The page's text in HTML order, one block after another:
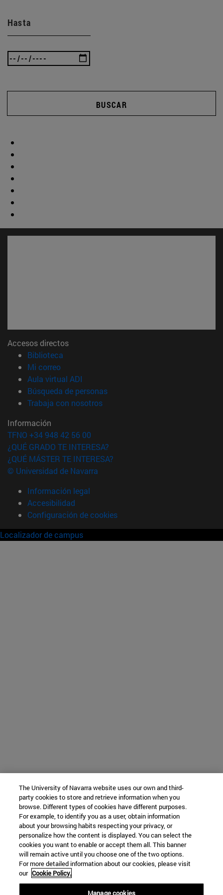
Hasta
BUSCAR
Accesos directos
Biblioteca
Mi correo(abre en nueva ventana)
Aula virtual ADI
Búsqueda de personas(abre en nueva ventana)
Trabaja con nosotros(abre en nueva ventana)
Información
TFNO +34 948 42 56 00
¿QUÉ GRADO TE INTERESA?
¿QUÉ MÁSTER TE INTERESA?
© Universidad de Navarra
Información legal
Accesibilidad
Configuración de cookies
Localizador de campus
The University of Navarra website uses our own and third-
party cookies to store and retrieve information when you
browse. Different types of cookies have different purposes.
For example, to identify you as a user, obtain information
about your browsing habits respecting your privacy, or
personalize how the content is displayed. You can select the
cookies you want to enable or accept them all. This banner
will remain active until you choose one of the two options.
For more detailed information about our cookies, please visit
our Cookie Policy.
Manage cookies